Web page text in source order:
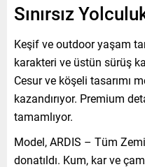
Sınırsız
Keşif ve outdoor yaşam
karakteri ve üstün sürüş
Cesur ve köşeli tasarımı
kazandırıyor. Premium
tamamlıyor.
Model, ARDIS – Tüm
donatıldı. Kum, kar ve